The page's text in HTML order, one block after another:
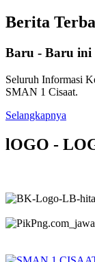
Berita
Baru - Baru
Seluruh Informasi
SMAN 1 Cisaat.
Selangkapnya
lOGO -